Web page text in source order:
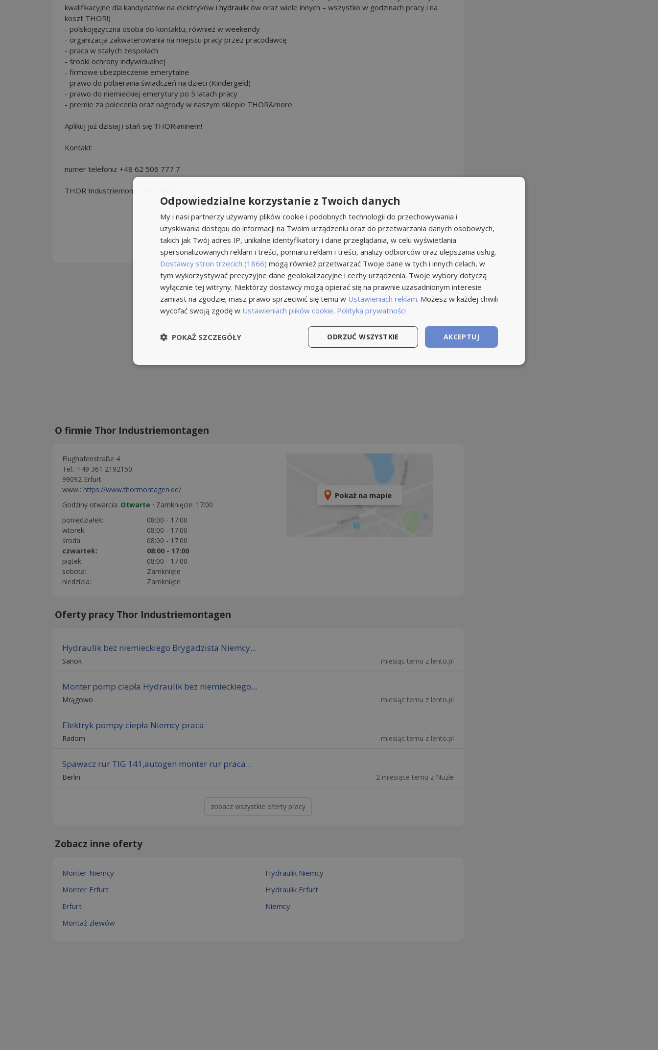
kwalifikacyjne dla kandydatów na elektryków i hydraulik ów oraz wiele innych – wszystko w godzinach pracy i na
koszt THOR!)
- polskojęzyczna osoba do kontaktu, również w weekendy
- organizacja zakwaterowania na miejscu pracy przez pracodawcę
- praca w stałych zespołach
- środki ochrony indywidualnej
- firmowe ubezpieczenie emerytalne
- prawo do pobierania świadczeń na dzieci (Kindergeld)
- prawo do niemieckiej emerytury po 5 latach pracy
- premie za polecenia oraz nagrody w naszym sklepie THOR&more
Aplikuj już dzisiaj i stań się THORianinem!
Kontakt:
numer telefonu: +48 62 506 777 7
THOR Industriemontagen GmbH & Co. KG
Aplikuj teraz
O firmie Thor Industriemontagen
Flughafenstraße 4
Tel.: +49 361 2192150
99092 Erfurt
www.: https://www.thormontagen.de/
Godziny otwarcia: Otwarte ⋅ Zamknięcie: 17:00
poniedziałek:
08:00 - 17:00
wtorek:
08:00 - 17:00
środa:
08:00 - 17:00
czwartek:
08:00 - 17:00
piątek:
08:00 - 17:00
sobota:
Zamknięte
niedziela:
Zamknięte
Pokaż na mapie
Oferty pracy Thor Industriemontagen
Hydraulik bez niemieckiego Brygadzista Niemcy...
Sanok miesiąc temu z lento.pl
Monter pomp ciepła Hydraulik bez niemieckiego...
Mrągowo miesiąc temu z lento.pl
Elektryk pompy ciepła Niemcy praca
Radom miesiąc temu z lento.pl
Spawacz rur TIG 141,autogen monter rur praca...
Berlin 2 miesiące temu z Nuzle
zobacz wszystkie oferty pracy
Zobacz inne oferty
Monter Niemcy
Hydraulik Niemcy
Monter Erfurt
Hydraulik Erfurt
Erfurt
Niemcy
Montaż zlewów
Odpowiedzialne korzystanie z Twoich danych
My i nasi partnerzy używamy plików cookie i podobnych technologii do przechowywania i
uzyskiwania dostępu do informacji na Twoim urządzeniu oraz do przetwarzania danych osobowych,
takich jak Twój adres IP, unikalne identyfikatory i dane przeglądania, w celu wyświetlania
spersonalizowanych reklam i treści, pomiaru reklam i treści, analizy odbiorców oraz ulepszania usług.
Dostawcy stron trzecich (1866) mogą również przetwarzać Twoje dane w tych i innych celach, w
tym wykorzystywać precyzyjne dane geolokalizacyjne i cechy urządzenia. Twoje wybory dotyczą
wyłącznie tej witryny. Niektórzy dostawcy mogą opierać się na prawnie uzasadnionym interesie
zamiast na zgodzie; masz prawo sprzeciwić się temu w Ustawieniach reklam. Możesz w każdej chwili
wycofać swoją zgodę w Ustawieniach plików cookie. Polityka prywatności
AKCEPTUJ
ODRZUĆ WSZYSTKIE
POKAŻ SZCZEGÓŁY